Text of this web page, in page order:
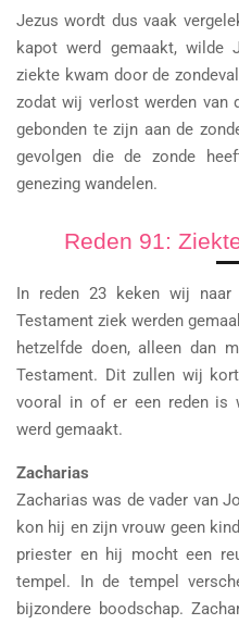
Jezus wordt dus vaak
kapot werd gemaakt, wilde
ziekte kwam door de
zodat wij verlost werden van
gebonden te zijn aan de
gevolgen die de zonde
genezing wandelen.
Reden 91:
In reden 23 keken wij
Testament ziek werden
hetzelfde doen, alleen dan
Testament. Dit zullen wij
vooral in of er een reden is
werd gemaakt.
Zacharias
Zacharias was de vader van
kon hij en zijn vrouw geen
priester en hij mocht een
tempel. In de tempel
bijzondere boodschap.